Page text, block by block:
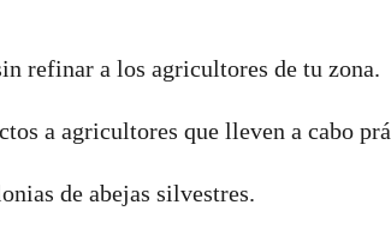
refinar a los agricultores de tu zona.
a agricultores que lleven a cabo
de abejas silvestres.